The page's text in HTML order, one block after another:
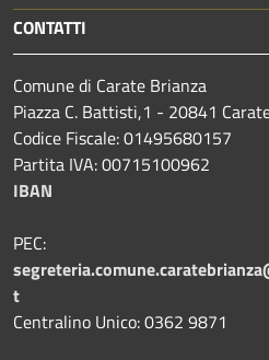
CONTATTI
Comune di Carate Brianza
Piazza C. Battisti,1 - 20841
Codice Fiscale: 01495680157
Partita IVA: 00715100962
IBAN
PEC:
t
Centralino Unico: 0362 9871